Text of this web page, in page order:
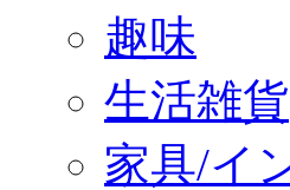
趣味
生活雑貨
家具/イ